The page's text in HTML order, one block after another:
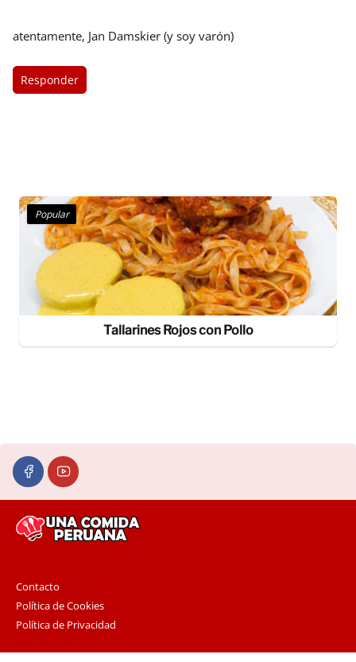
atentamente, Jan Damskier (y soy varón)
Responder
Popular
Tallarines Rojos con Pollo
Contacto
Política de Cookies
Política de Privacidad